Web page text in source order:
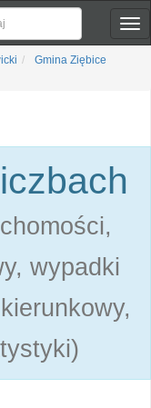
Gmina Ziębice
wypadki